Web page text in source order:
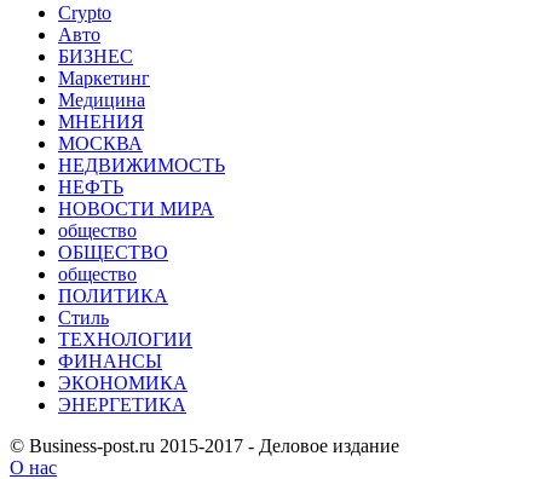
Crypto
Авто
БИЗНЕС
Маркетинг
Медицина
МНЕНИЯ
МОСКВА
НЕДВИЖИМОСТЬ
НЕФТЬ
НОВОСТИ МИРА
общество
ОБЩЕСТВО
общество
ПОЛИТИКА
Стиль
ТЕХНОЛОГИИ
ФИНАНСЫ
ЭКОНОМИКА
ЭНЕРГЕТИКА
© Business-post.ru 2015-2017 - Деловое издание
О нас